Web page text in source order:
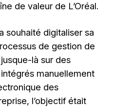
de valeur de L’Oréal.
souhaité digitaliser sa
de gestion de
là sur des
manuellement
des
l’objectif était